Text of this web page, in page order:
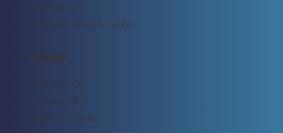
Arkisin klo 09:00 -15:00
045 7731 1111
Osoite
Rockway Oy
Lemuntie 3-5
00510 Helsinki